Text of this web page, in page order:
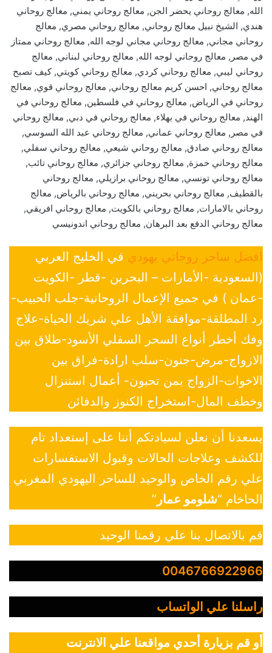
الله, معالج روحاني يحضر الجن, معالج روحاني يمني, معالج روحاني
هندي, الشيخ نبيل معالج روحاني, معالج روحاني مصري, معالج
روحاني مجاني, معالج روحاني مجاني لوجه الله, معالج روحاني ممتاز
في مصر, معالج روحاني لوجه الله, معالج روحاني لبناني, معالج
روحاني ليبي, معالج روحاني كردي, معالج روحاني كويتي, كيف تصبح
معالج روحاني, احسن كريم معالج روحاني, معالج روحاني قوي, معالج
روحاني في الرياض, معالج روحاني في فلسطين, معالج روحاني في
الهند, معالج روحاني في بهلاء, معالج روحاني في دبي, معالج روحاني
في مصر, معالج روحاني عماني, معالج روحاني عبد الله السوسي,
معالج روحاني صادق, معالج روحاني شيعي, معالج روحاني سفلي,
معالج روحاني حمزة, معالج روحاني جزائري, معالج روحاني تائب,
معالج روحاني تونسي, معالج روحاني برازيلي, معالج روحاني
بالقطيف, معالج روحاني بحريني, معالج روحاني بالرياض, معالج
روحاني بالامارات, معالج روحاني بالكويت, معالج روحاني افريقي,
معالج روحاني الدفع بعد البرهان, معالج روحاني اندونيسي
افضل ساحر روحاني يهودي في الخليج العربي
(السعودية -الأمارات – البحرين -قطر -الكويت
-عمان ) في جميع الإعمال الروحانية-جلب الحبيب-
رد المطلقة-موافقة الأهل علي شريك الحياة-علاج
وفك أخطر أنواع السحر السفلي الأسود-طلاق بين
الازواج-مرض-جنون-سلب ارادة-فراق بين
الاخوات-الزواج بمن تحبون- أعمال استنزال
وخطف المال-استخراج الكنوز والدفائن
يسعدنا أن نعلن لسيادتكم أننا على إستعداد تام
للكشف وعلاجات الحالات وقبول الاستفسارات
علي رقم الخاص والوحيد للساحر اليهودي المغربي
الحاخام “شلومو عمار ”
قم بالاتصال بنا علي رقمنا الوحيد
0046766922966
راسلنا علي الواتساب
أو قم بزيارة أحدي مواقعنا علي الانترنت